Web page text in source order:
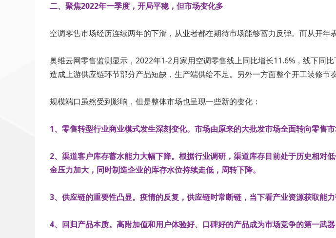
二、聚焦2022年一季度，开局平稳，但市场变化多
空调零售市场经历连续两年的下滑，从业者都在期待市场能够蓄力反弹。而从开年
奥维云网零售监测显示，2022年1-2月家用空调零售线上同比增长11.6%，线下同
造成上游供应链环节部分产品短缺，生产端供给不足。另外一方面整个开工装修节
规模端口虽然受到影响，但是整体市场也呈现一些新的变化：
1、零售转型行业商业模式发生深刻变化。市场由原来的大批发市场全面转向零售
2、渠道客户库存蓄水能力大幅下降。根据行业调研，渠道库存目前处于历史相对
金压力加大，同时制造企业的库存水位持续走低，周转下降。
3、供应链的重要性凸显。疫情的反复，供应链时常断链，当下看产业资源获取能
4、回归产品本质。高附加值和用户体验好、口碑好的产品成为市场竞争的第一武